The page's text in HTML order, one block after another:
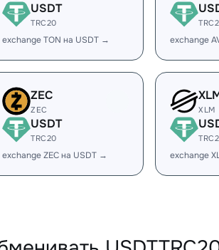
USDT
TRC20
exchange TON на USDT → exchange
ZEC
ZEC
USDT
TRC20
exchange ZEC на USDT →
XLM
exchange